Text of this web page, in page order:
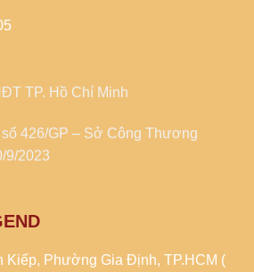
TP. Hồ Chí Minh
426/GP – Sở Công Thương
9/2023
Kiếp, Phường Gia Định, TP.HCM (